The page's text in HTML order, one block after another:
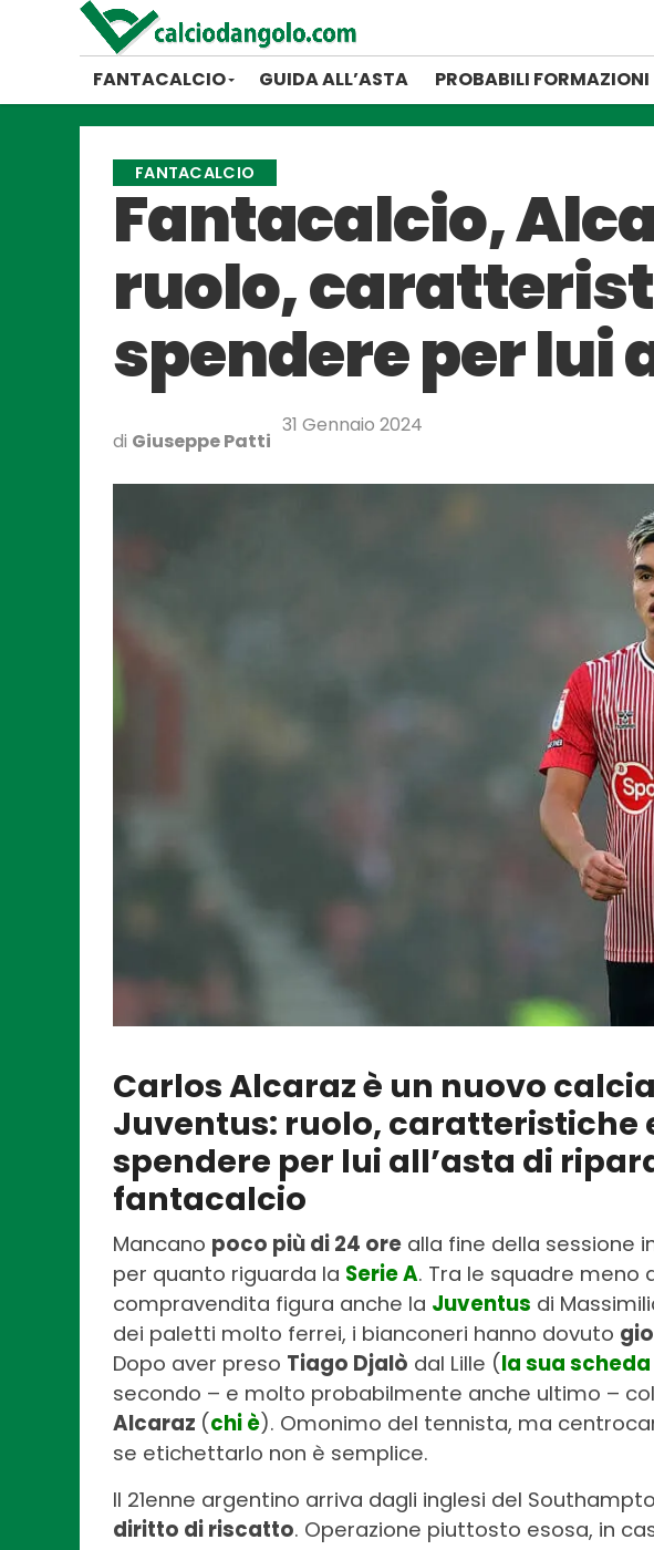
FANTACALCIO GUIDA ALL’ASTA PROBABILI FORMAZIONI
FANTACALCIO
Fantacalcio,
ruolo,
spendere per lui
di Giuseppe Patti
31 Gennaio 2024
Carlos Alcaraz è un nuovo
Juventus: ruolo, caratteristiche
spendere per lui all’asta di
fantacalcio
Mancano poco più di 24 ore alla fine della sessione
per quanto riguarda la Serie A. Tra le squadre meno
compravendita figura anche la Juventus di
dei paletti molto ferrei, i bianconeri hanno dovuto
Dopo aver preso Tiago Djalò dal Lille (la sua
secondo – e molto probabilmente anche ultimo –
Alcaraz (chi è). Omonimo del tennista, ma
se etichettarlo non è semplice.
Il 21enne argentino arriva dagli inglesi del
diritto di riscatto. Operazione piuttosto esosa, in